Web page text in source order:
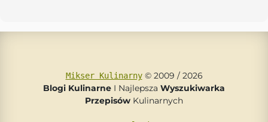
Mikser Kulinarny© 2009 / 2026
Blogi Kulinarne I Najlepsza Wyszukiwarka
Przepisów Kulinarnych